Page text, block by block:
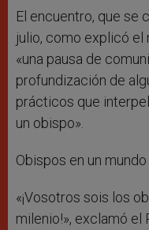
El encuentro, que se
julio, como explicó
«una pausa de
profundización de
prácticos que
un obispo».
Obispos en un
«¡Vosotros sois los
milenio!», exclamó el